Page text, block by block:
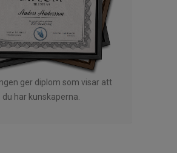
ger diplom som visar att
du har kunskaperna.